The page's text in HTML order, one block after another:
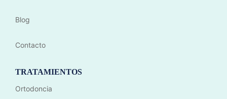
Blog
Contacto
TRATAMIENTOS
Ortodoncia